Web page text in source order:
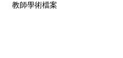
教師學術檔案